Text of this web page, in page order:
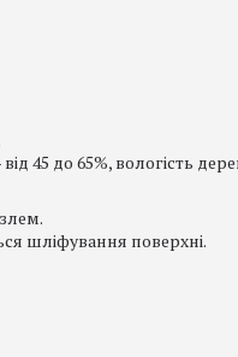
45 до 65%, вологість
шліфування поверхні.